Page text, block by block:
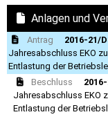
Anlagen und
Antrag
2016-21/
Jahresabschluss EKO
Entlastung der
Beschluss
Jahresabschluss EKO
Entlastung der